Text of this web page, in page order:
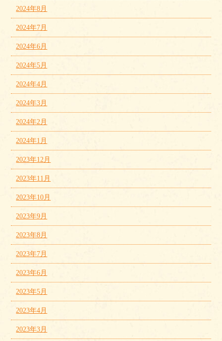
2024年8月
2024年7月
2024年6月
2024年5月
2024年4月
2024年3月
2024年2月
2024年1月
2023年12月
2023年11月
2023年10月
2023年9月
2023年8月
2023年7月
2023年6月
2023年5月
2023年4月
2023年3月